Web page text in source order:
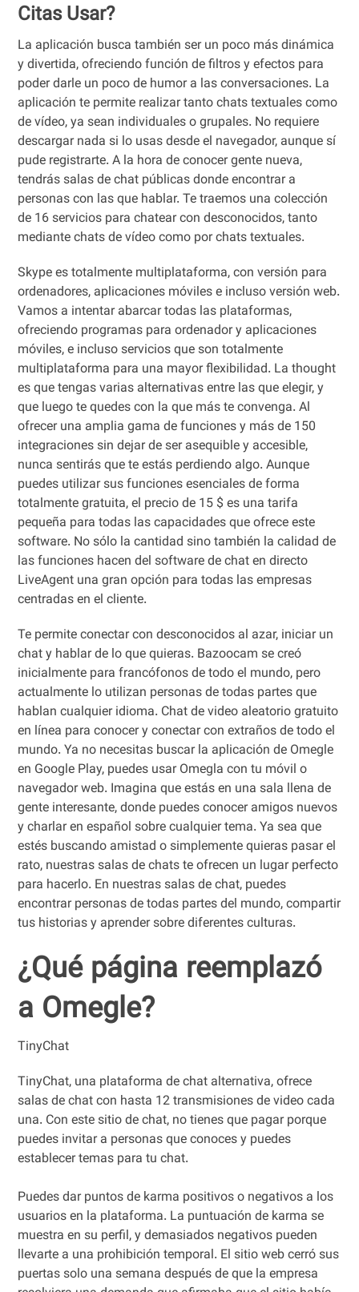
Citas Usar?
La aplicación busca también ser un poco más dinámica
y divertida, ofreciendo función de filtros y efectos para
poder darle un poco de humor a las conversaciones. La
aplicación te permite realizar tanto chats textuales como
de vídeo, ya sean individuales o grupales. No requiere
descargar nada si lo usas desde el navegador, aunque sí
pude registrarte. A la hora de conocer gente nueva,
tendrás salas de chat públicas donde encontrar a
personas con las que hablar. Te traemos una colección
de 16 servicios para chatear con desconocidos, tanto
mediante chats de vídeo como por chats textuales.
Skype es totalmente multiplataforma, con versión para
ordenadores, aplicaciones móviles e incluso versión web.
Vamos a intentar abarcar todas las plataformas,
ofreciendo programas para ordenador y aplicaciones
móviles, e incluso servicios que son totalmente
multiplataforma para una mayor flexibilidad. La thought
es que tengas varias alternativas entre las que elegir, y
que luego te quedes con la que más te convenga. Al
ofrecer una amplia gama de funciones y más de 150
integraciones sin dejar de ser asequible y accesible,
nunca sentirás que te estás perdiendo algo. Aunque
puedes utilizar sus funciones esenciales de forma
totalmente gratuita, el precio de 15 $ es una tarifa
pequeña para todas las capacidades que ofrece este
software. No sólo la cantidad sino también la calidad de
las funciones hacen del software de chat en directo
LiveAgent una gran opción para todas las empresas
centradas en el cliente.
Te permite conectar con desconocidos al azar, iniciar un
chat y hablar de lo que quieras. Bazoocam se creó
inicialmente para francófonos de todo el mundo, pero
actualmente lo utilizan personas de todas partes que
hablan cualquier idioma. Chat de video aleatorio gratuito
en línea para conocer y conectar con extraños de todo el
mundo. Ya no necesitas buscar la aplicación de Omegle
en Google Play, puedes usar Omegla con tu móvil o
navegador web. Imagina que estás en una sala llena de
gente interesante, donde puedes conocer amigos nuevos
y charlar en español sobre cualquier tema. Ya sea que
estés buscando amistad o simplemente quieras pasar el
rato, nuestras salas de chats te ofrecen un lugar perfecto
para hacerlo. En nuestras salas de chat, puedes
encontrar personas de todas partes del mundo, compartir
tus historias y aprender sobre diferentes culturas.
¿Qué página reemplazó
a Omegle?
TinyChat
TinyChat, una plataforma de chat alternativa, ofrece
salas de chat con hasta 12 transmisiones de video cada
una. Con este sitio de chat, no tienes que pagar porque
puedes invitar a personas que conoces y puedes
establecer temas para tu chat.
Puedes dar puntos de karma positivos o negativos a los
usuarios en la plataforma. La puntuación de karma se
muestra en su perfil, y demasiados negativos pueden
llevarte a una prohibición temporal. El sitio web cerró sus
puertas solo una semana después de que la empresa